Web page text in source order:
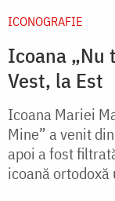
ICONOGRAFIE
Icoana „Nu
Vest, la Est
Icoana Mariei
Mine” a venit
apoi a fost
icoană